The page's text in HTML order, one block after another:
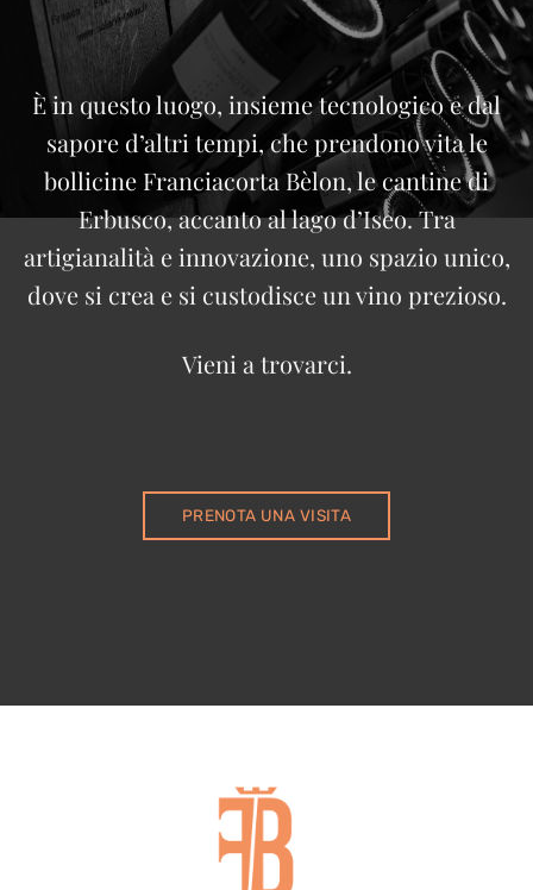
È in questo luogo, insieme tecnologico e dal
sapore d’altri tempi, che prendono vita le
bollicine Franciacorta Bèlon, le cantine di
Erbusco, accanto al lago d’Iseo. Tra
artigianalità e innovazione, uno spazio unico,
dove si crea e si custodisce un vino prezioso.
Vieni a trovarci.
PRENOTA UNA VISITA